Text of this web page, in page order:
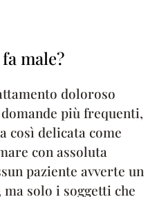
male?
doloroso
più frequenti,
così delicata come
con assoluta
paziente avverte un
solo i soggetti che